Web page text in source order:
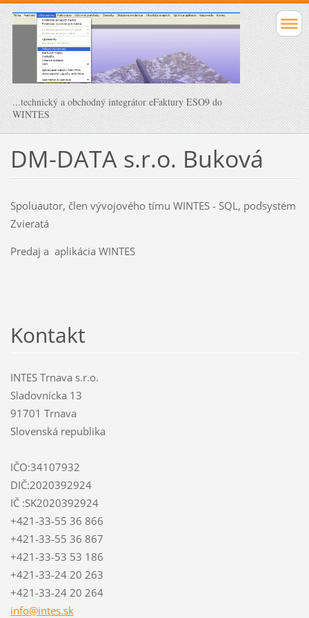
...technický a obchodný integrátor eFaktury ESO9 do
WINTES
DM-DATA s.r.o. Buková
Spoluautor, člen vývojového tímu WINTES - SQL, podsystém
Zvieratá
Predaj a aplikácia WINTES
Kontakt
INTES Trnava s.r.o.
Sladovnícka 13
91701 Trnava
Slovenská republika
IČO:34107932
DIČ:2020392924
IČ :SK2020392924
+421-33-55 36 866
+421-33-55 36 867
+421-33-53 53 186
+421-33-24 20 263
+421-33-24 20 264
info@intes.sk